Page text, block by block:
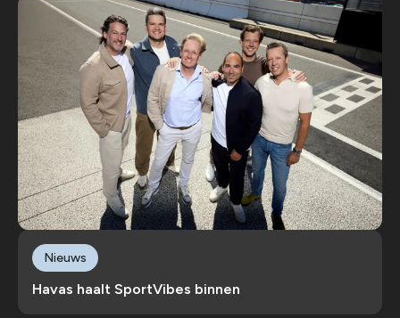
Havas haalt SportVibes binnen
Nieuws